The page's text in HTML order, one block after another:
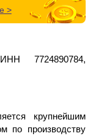
>
7724890784,
крупнейшим
по производству